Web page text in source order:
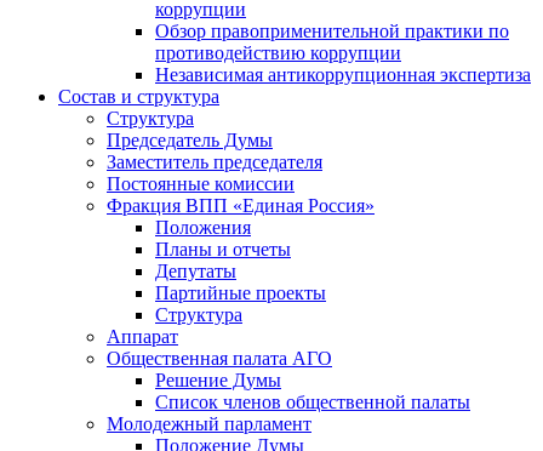
коррупции
Обзор правоприменительной практики по
противодействию коррупции
Независимая антикоррупционная экспертиза
Состав и структура
Структура
Председатель Думы
Заместитель председателя
Постоянные комиссии
Фракция ВПП «Единая Россия»
Положения
Планы и отчеты
Депутаты
Партийные проекты
Структура
Аппарат
Общественная палата АГО
Решение Думы
Список членов общественной палаты
Молодежный парламент
Положение Думы